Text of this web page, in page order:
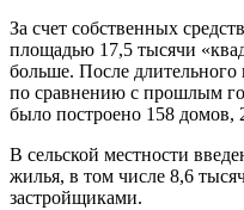
За счет собственных
площадью 17,5 тысячи
больше. После длительного
по сравнению с прошлым
было построено 158 домов,
В сельской местности
жилья, в том числе 8,6
застройщиками.